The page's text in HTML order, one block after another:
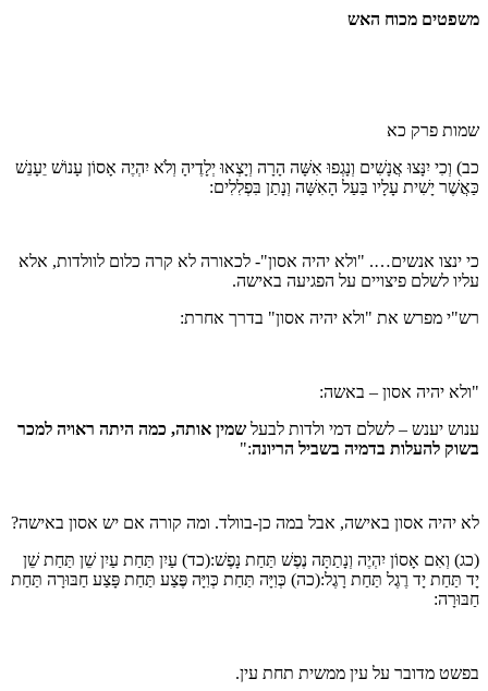
משפטים מכוח האש
שמות פרק כא
כב) וְכִי יִנָּצוּ אֲנָשִׁים וְנָגְפוּ אִשָּׁה הָרָה וְיָצְאוּ יְלָדֶיהָ וְלֹא יִהְיֶה אָסוֹן עָנוֹשׁ יֵעָנֵשׁ
כַּאֲשֶׁר יָשִׁית עָלָיו בַּעַל הָאִשָּׁה וְנָתַן בִּפְלִלִים:
כי ינצו אנשים…. "ולא יהיה אסון"- לכאורה לא קרה כלום לוולדות, אלא
עליו לשלם פיצויים על הפגיעה באישה.
רש"י מפרש את "ולא יהיה אסון" בדרך אחרת:
"ולא יהיה אסון – באשה:
ענוש יענש – לשלם דמי ולדות לבעל שמין אותה, כמה היתה ראויה למכר
בשוק להעלות בדמיה בשביל הריונה:"
לא יהיה אסון באישה, אבל במה כן-בוולד. ומה קורה אם יש אסון באישה?
(כג) וְאִם אָסוֹן יִהְיֶה וְנָתַתָּה נֶפֶשׁ תַּחַת נָפֶשׁ:(כד) עַיִן תַּחַת עַיִן שֵׁן תַּחַת שֵׁן
יָד תַּחַת יָד רֶגֶל תַּחַת רָגֶל:(כה) כְּוִיָּה תַּחַת כְּוִיָּה פֶּצַע תַּחַת פָּצַע חַבּוּרָה תַּחַת
חַבּוּרָה:
בפשט מדובר על עין ממשית תחת עין.